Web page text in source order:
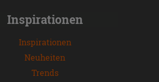
Inspirationen
Inspirationen
Neuheiten
Trends